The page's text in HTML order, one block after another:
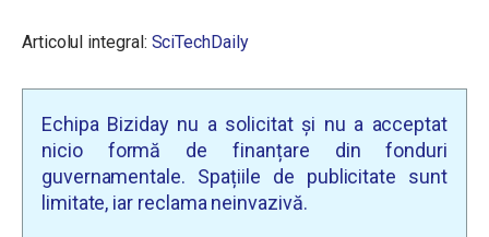
Articolul integral: SciTechDaily
Echipa Biziday nu a solicitat și nu a acceptat
nicio formă de finanțare din fonduri
guvernamentale. Spațiile de publicitate sunt
limitate, iar reclama neinvazivă.